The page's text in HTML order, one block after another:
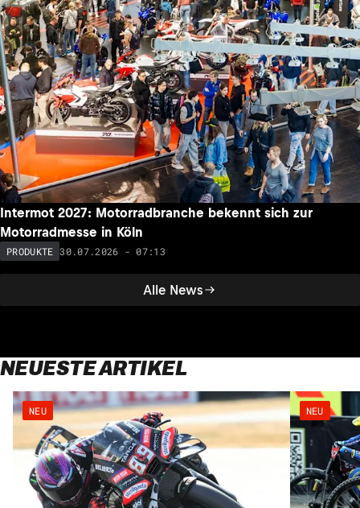
Alle News
Intermot 2027: Motorradbranche bekennt sich zur
Motorradmesse in Köln
PRODUKTE 30.07.2026 - 07:13
NEUESTE ARTIKEL
NEU NEU